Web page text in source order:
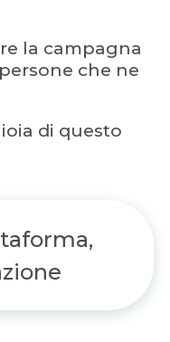
la campagna
che ne
di questo